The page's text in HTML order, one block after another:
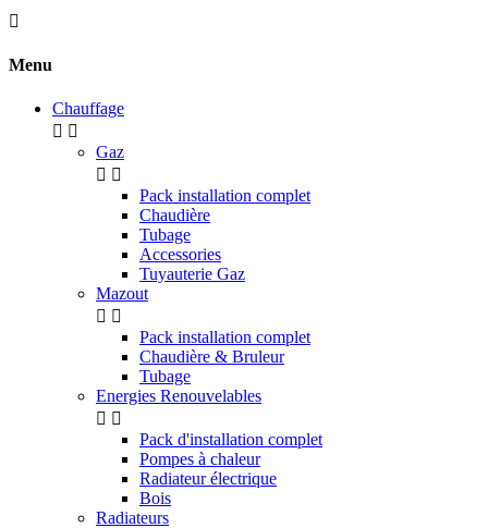

Menu
Chauffage
 
Gaz
 
Pack installation complet
Chaudière
Tubage
Accessories
Tuyauterie Gaz
Mazout
 
Pack installation complet
Chaudière & Bruleur
Tubage
Energies Renouvelables
 
Pack d'installation complet
Pompes à chaleur
Radiateur électrique
Bois
Radiateurs